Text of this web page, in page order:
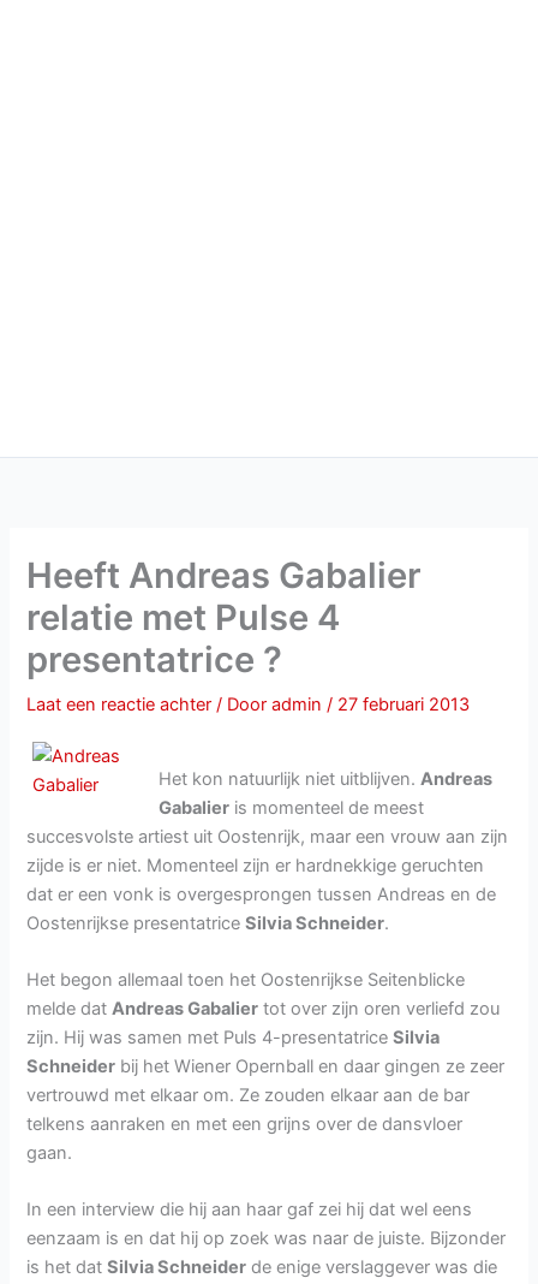
Heeft Andreas Gabalier
relatie met Pulse 4
presentatrice ?
Laat een reactie achter / Dooradmin/ 27 februari 2013
Het kon natuurlijk niet uitblijven.Andreas
Gabalier is momenteel de meest
succesvolste artiest uit Oostenrijk, maar een vrouw aan zijn
zijde is er niet. Momenteel zijn er hardnekkige geruchten
dat er een vonk is overgesprongen tussen Andreas en de
Oostenrijkse presentatriceSilvia Schneider.
Het begon allemaal toen het Oostenrijkse Seitenblicke
melde datAndreas Gabalier tot over zijn oren verliefd zou
zijn. Hij was samen met Puls 4-presentatriceSilvia
Schneider bij het Wiener Opernball en daar gingen ze zeer
vertrouwd met elkaar om. Ze zouden elkaar aan de bar
telkens aanraken en met een grijns over de dansvloer
gaan.
In een interview die hij aan haar gaf zei hij dat wel eens
eenzaam is en dat hij op zoek was naar de juiste. Bijzonder
is het datSilvia Schneider de enige verslaggever was die